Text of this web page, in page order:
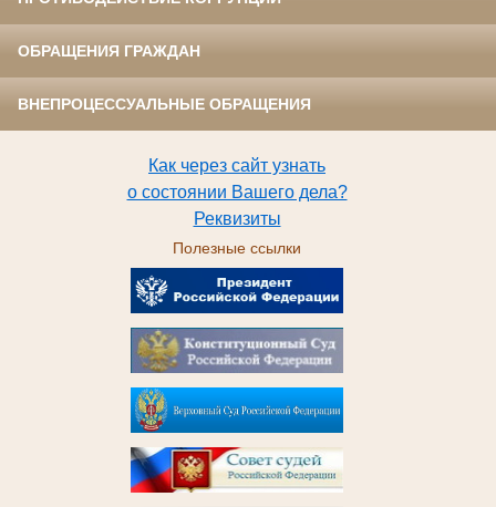
ОБРАЩЕНИЯ ГРАЖДАН
ВНЕПРОЦЕССУАЛЬНЫЕ ОБРАЩЕНИЯ
Как через сайт узнать
о состоянии Вашего дела?
Реквизиты
Полезные ссылки